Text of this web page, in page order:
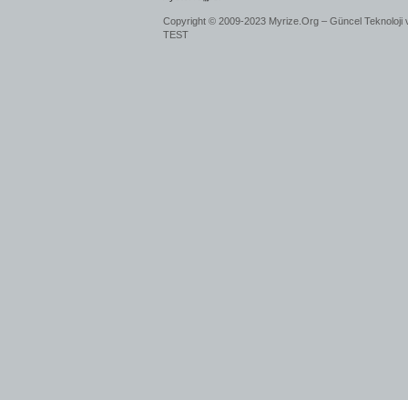
Copyright © 2009-2023 Myrize.Org – Güncel Teknoloji
TEST